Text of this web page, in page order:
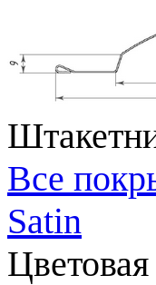
Все
Satin